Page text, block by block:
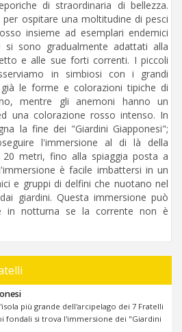
di straordinaria di bellezza.
per ospitare una moltitudine di pesci
insieme ad esemplari endemici
si sono gradualmente adattati alla
e alle sue forti correnti. I piccoli
in simbiosi con i grandi
le forme e colorazioni tipiche di
mentre gli anemoni hanno un
una colorazione rosso intenso. In
la fine dei "Giardini Giapponesi";
l'immersione al di là della
metri, fino alla spiaggia posta a
è facile imbattersi in un
e gruppi di delfini che nuotano nel
giardini. Questa immersione può
in notturna se la corrente non è
più grande dell'arcipelago dei 7 Fratelli
fondali si trova l'immersione dei "Giardini